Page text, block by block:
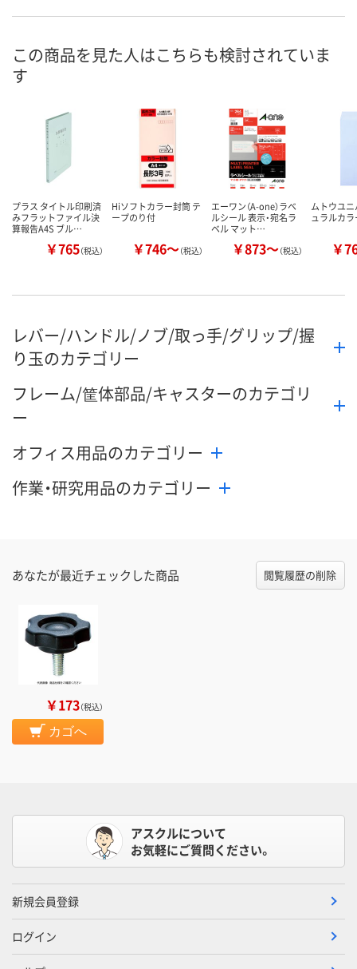
K795505 K795529 K795530
在庫 あり あり あり
お届け日
カゴへ カゴへ
この商品を見た人はこちらも検討されていま
す
プラス タイトル印刷済
みフラットファイル決
算報告A4S ブル…
￥765（税込）
Hiソフトカラー封筒 テ
ープのり付
￥746～（税込）
エーワン（A-one）ラベ
ルシール 表示・宛名ラ
ベル マット…
￥873～（税込）
ムトウユ
ュラルカ
￥
レバー/ハンドル/ノブ/取っ手/グリップ/握
り玉のカテゴリー
フレーム/筐体部品/キャスターのカテゴリ
ー
オフィス用品のカテゴリー
作業・研究用品のカテゴリー
あなたが最近チェックした商品 閲覧履歴の削除
￥173（税込）
カゴへ
アスクルについて
お気軽にご質問ください。
新規会員登録
ログイン